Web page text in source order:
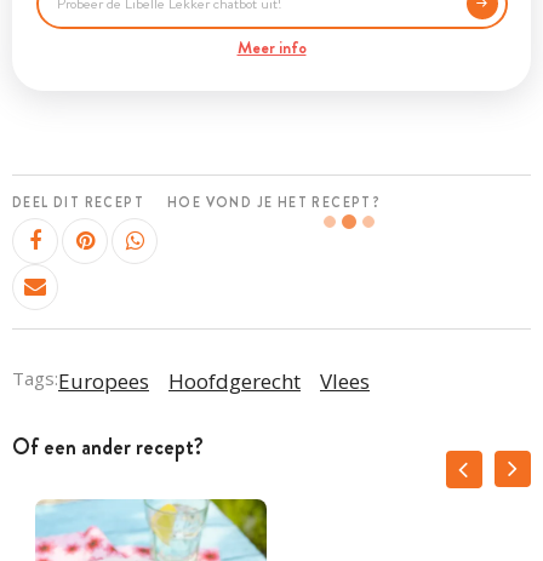
Meer info
DEEL DIT RECEPT HOE VOND JE HET RECEPT?
Tags:Europees Hoofdgerecht Vlees
Of een ander recept?